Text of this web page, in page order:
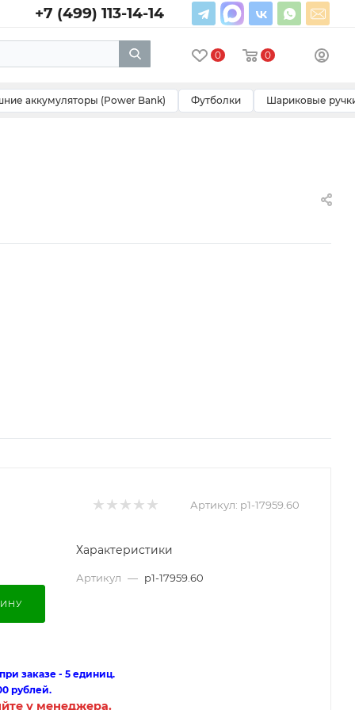
+7 (499) 113-14-14
0 0
аккумуляторы (Power Bank) Футболки Шариковые
Артикул: p1-17959.60
Характеристики
Артикул — p1-17959.60
заказе - 5 единиц.
рублей.
у менеджера.